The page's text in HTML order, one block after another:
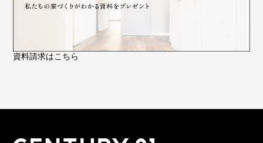
資料請求はこちら